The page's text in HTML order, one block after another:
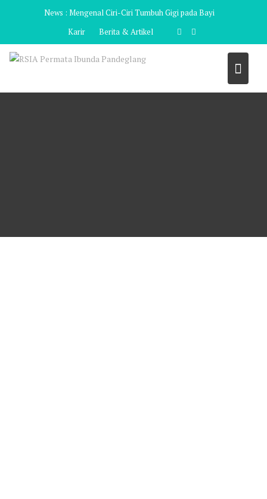
News : Mengenal Ciri-Ciri Tumbuh Gigi pada Bayi
Karir
Berita & Artikel